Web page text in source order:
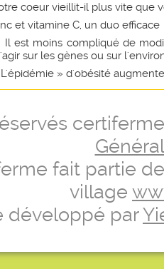
coeur vieillit-il plus vite que
et vitamine C, un duo efficace
Il est moins compliqué de
sur les gènes ou sur
» d'obésité
fait partie
village
développé par